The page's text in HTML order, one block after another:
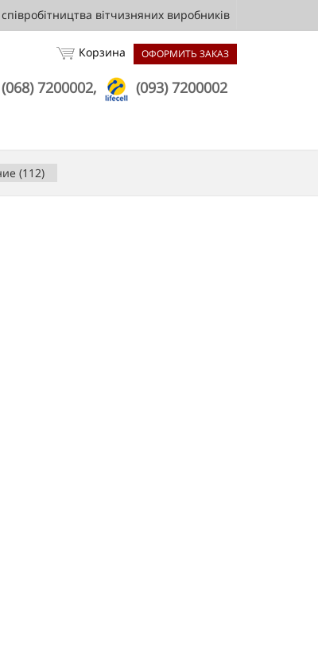
вітчизняних виробників
ОФОРМИТЬ ЗАКАЗ
Корзина
(068) 7200002, (093) 7200002
(112)